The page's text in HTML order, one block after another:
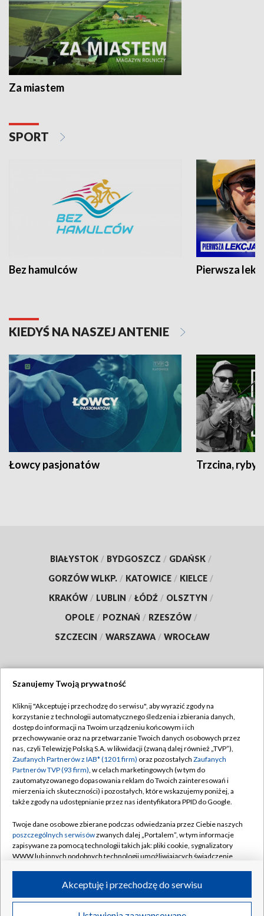
Za miastem
SPORT
Bez hamulców Pierwsza
KIEDYŚ NA NASZEJ ANTENIE
Łowcy pasjonatów Trzcina, ryby
BIAŁYSTOK / BYDGOSZCZ / GDAŃSK /
GORZÓW WLKP. / KATOWICE / KIELCE /
KRAKÓW / LUBLIN / ŁÓDŹ / OLSZTYN /
OPOLE / POZNAŃ / RZESZÓW /
SZCZECIN / WARSZAWA / WROCŁAW
TVP
Abonament TVP
Emisja w TVP
Centrum informacji TVP
Naziemna Telewizja Cyfrowa
Rada Programowa
System NOS
Informacje o nadawcy
Program dla prasy
Regulamin TVP
Polityka prywatności
Moje zgody
Pomoc
Kontakt
Kanały
©2026 Telewizja Polska S.A. w likwidacji
Szanujemy Twoją prywatność
Kliknij "Akceptuję i przechodzę do serwisu", aby wyrazić zgody na
korzystanie z technologii automatycznego śledzenia i zbierania danych,
dostęp do informacji na Twoim urządzeniu końcowym i ich
przechowywanie oraz na przetwarzanie Twoich danych osobowych przez
nas, czyli Telewizję Polską S.A. w likwidacji (zwaną dalej również „TVP”),
Zaufanych Partnerów z IAB* (1201 firm) oraz pozostałych Zaufanych
Partnerów TVP (93 firm), w celach marketingowych (w tym do
zautomatyzowanego dopasowania reklam do Twoich zainteresowań i
mierzenia ich skuteczności) i pozostałych, które wskazujemy poniżej, a
także zgody na udostępnianie przez nas identyfikatora PPID do Google.
Twoje dane osobowe zbierane podczas odwiedzania przez Ciebie naszych
poszczególnych serwisówzwanych dalej „Portalem”, w tym informacje
zapisywane za pomocą technologii takich jak: pliki cookie, sygnalizatory
WWW lub innych podobnych technologii umożliwiających świadczenie
ruchu w Internecie.
Twoje dane osobowe zbierane podczas odwiedzania przez Ciebie
Akceptuję i przechodzę do serwisu